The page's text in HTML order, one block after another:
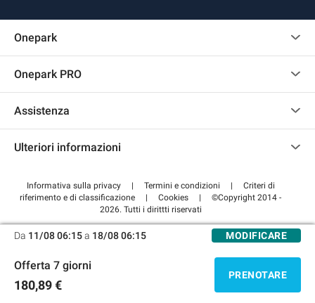
Da 11/08 06:15a 18/08 06:15 MODIFICARE
Offerta 7 giorni
180,89 €
PRENOTARE
Onepark
Onepark PRO
Accedi all'area partner
Assistenza
Pagare per il parcheggio FLOW
Ulteriori informazioni
Informativa sulla privacy | Termini e condizioni |
Criteri di
riferimento e di classificazione
| Cookies |
©Copyright 2014 -
2026. Tutti i dirittti riservati